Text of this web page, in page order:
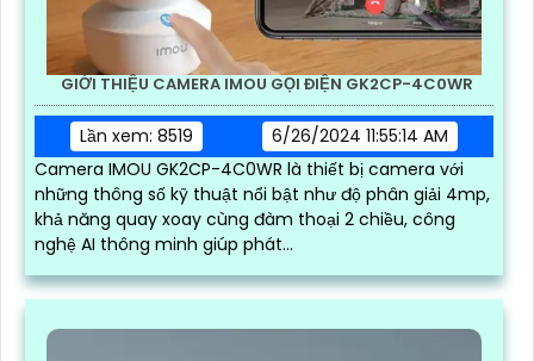
GIỚI THIỆU CAMERA IMOU GỌI ĐIỆN GK2CP-4C0WR
Lần xem: 8519
6/26/2024 11:55:14 AM
Camera IMOU GK2CP-4C0WR là thiết bị camera với
những thông số kỹ thuật nổi bật như độ phân giải 4mp,
khả năng quay xoay cùng đàm thoại 2 chiều, công
nghệ AI thông minh giúp phát...